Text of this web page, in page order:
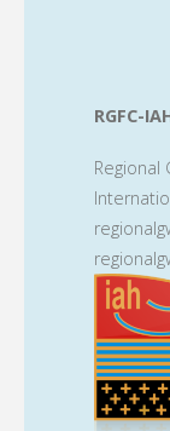
RGFC-
Regional